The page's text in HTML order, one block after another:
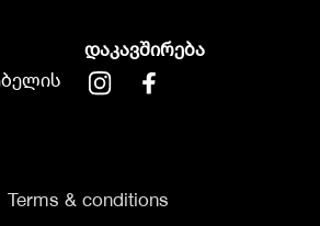
დაკავშირება
Terms & conditions